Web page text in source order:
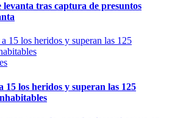
levanta tras captura de presuntos
15 los heridos y superan las 125